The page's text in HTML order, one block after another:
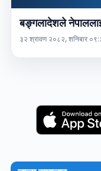
बङ्गलादेशले
३२ श्रावण २०८२, शनिबार